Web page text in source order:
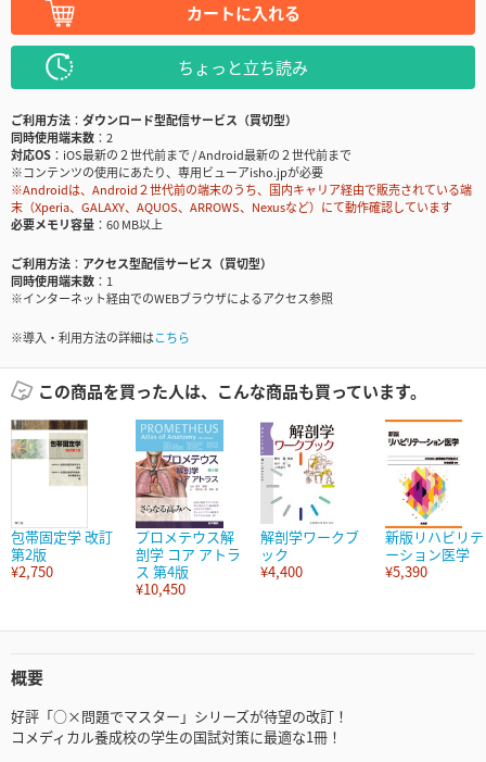
カートに入れる
ちょっと立ち読み
ご利用方法
ダウンロード型配信サービス（買切型）
同時使用端末数
2
対応OS
iOS最新の２世代前まで / Android最新の２世代前まで
※コンテンツの使用にあたり、専用ビューアisho.jpが必要
※Androidは、Android２世代前の端末のうち、国内キャリア経由で販売されている端
末（Xperia、GALAXY、AQUOS、ARROWS、Nexusなど）にて動作確認しています
必要メモリ容量
60 MB以上
ご利用方法
アクセス型配信サービス（買切型）
同時使用端末数
1
※インターネット経由でのWEBブラウザによるアクセス参照
※導入・利用方法の詳細はこちら
この商品を買った人は、こんな商品も買っています。
包帯固定学 改訂
第2版
¥2,750
プロメテウス解
剖学 コア アトラ
ス 第4版
¥10,450
解剖学ワークブ
ック
¥4,400
新版リハビリテ
ーション医学
¥5,390
概要
好評「○×問題でマスター」シリーズが待望の改訂！
コメディカル養成校の学生の国試対策に最適な1冊！